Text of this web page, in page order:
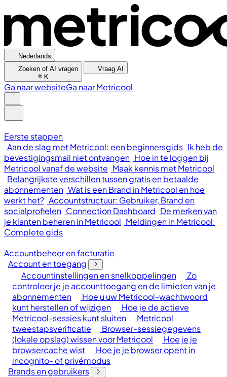
Nederlands
Zoeken of AI vragen
⌘ K
Vraag AI
Ga naar websiteGa naar Metricool
Eerste stappen
Aan de slag met Metricool: een beginnersgids Ik heb de
bevestigingsmail niet ontvangen Hoe in te loggen bij
Metricool vanaf de website Maak kennis met Metricool
Belangrijkste verschillen tussen gratis en betaalde
abonnementen Wat is een Brand in Metricool en hoe
werkt het? Accountstructuur: Gebruiker, Brand en
socialprofielen Connection Dashboard De merken van
je klanten beheren in Metricool Meldingen in Metricool:
Complete gids
Accountbeheer en facturatie
Account en toegang
Accountinstellingen en snelkoppelingen
Zo
controleer je je accounttoegang en de limieten van je
abonnementen
Hoe u uw Metricool-wachtwoord
kunt herstellen of wijzigen
Hoe je de actieve
Metricool-sessies kunt sluiten
Metricool
tweestapsverificatie
Browser-sessiegegevens
(lokale opslag) wissen voor Metricool
Hoe je je
browsercache wist
Hoe je je browser opent in
incognito- of privémodus
Brands en gebruikers